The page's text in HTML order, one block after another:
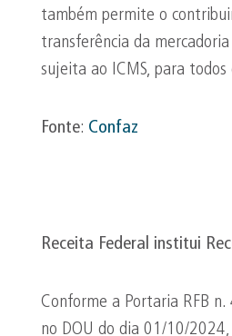
também permite o
transferência da
sujeita ao ICMS, para todos
Fonte: Confaz
Receita Federal institui
Conforme a Portaria RFB
no DOU do dia 01/10/2024,